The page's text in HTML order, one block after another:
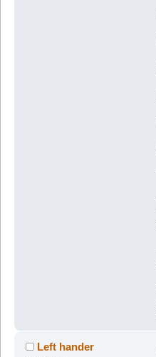
Left hander